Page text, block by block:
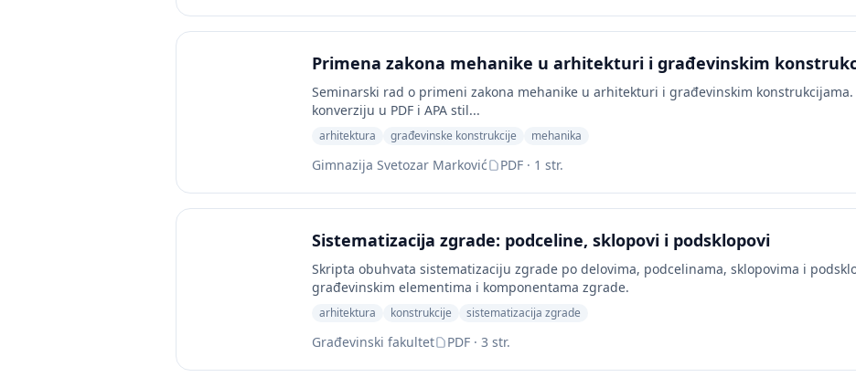
Primena zakona mehanike u arhitekturi i građevinskim
Seminarski rad o primeni zakona mehanike u arhitekturi i građevinskim
konverziju u PDF i APA stil...
arhitektura građevinske konstrukcije mehanika
Gimnazija Svetozar Marković PDF · 1 str.
Sistematizacija zgrade: podceline, sklopovi i podsklopovi
Skripta obuhvata sistematizaciju zgrade po delovima, podcelinama, sklopovima i
građevinskim elementima i komponentama zgrade.
arhitektura konstrukcije sistematizacija zgrade
Građevinski fakultet PDF · 3 str.